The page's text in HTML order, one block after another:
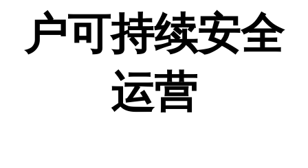
户可持续安全
运营